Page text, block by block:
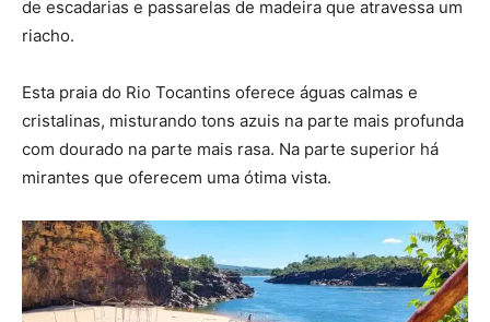
de escadarias e passarelas de madeira que atravessa um
riacho.
Esta praia do Rio Tocantins oferece águas calmas e
cristalinas, misturando tons azuis na parte mais profunda
com dourado na parte mais rasa. Na parte superior há
mirantes que oferecem uma ótima vista.